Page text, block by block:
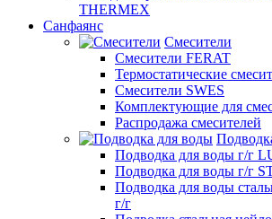
THERMEX
Санфаянс
Смесители
Смесители FERAT
Термостатические
Смесители SWES
Комплектующие для
Распродажа смесителей
Подводка для воды г/г
Подводка для воды г/г
Подводка для воды
г/г